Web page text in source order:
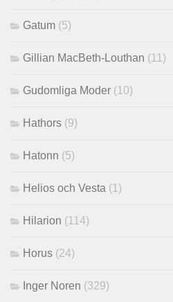
Gatum (5)
Gillian MacBeth-Louthan (11)
Gudomliga Moder (10)
Hathors (9)
Hatonn (5)
Helios och Vesta (1)
Hilarion (114)
Horus (24)
Inger Noren (329)